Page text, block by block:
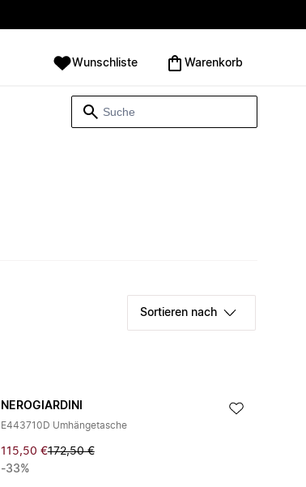
Wunschliste Warenkorb
Sortieren nach
NEROGIARDINI
E443710D Umhängetasche
115,50 €172,50 €
-33%